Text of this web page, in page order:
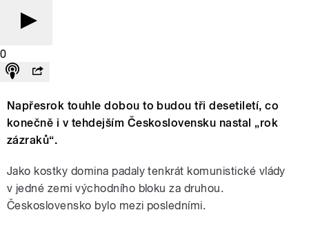
0
Napřesrok touhle dobou to budou tři desetiletí, co
konečně i v tehdejším Československu nastal „rok
zázraků“.
Jako kostky domina padaly tenkrát komunistické vlády
v jedné zemi východního bloku za druhou.
Československo bylo mezi posledními.